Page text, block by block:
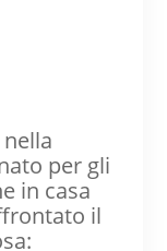
per gli
in casa
il